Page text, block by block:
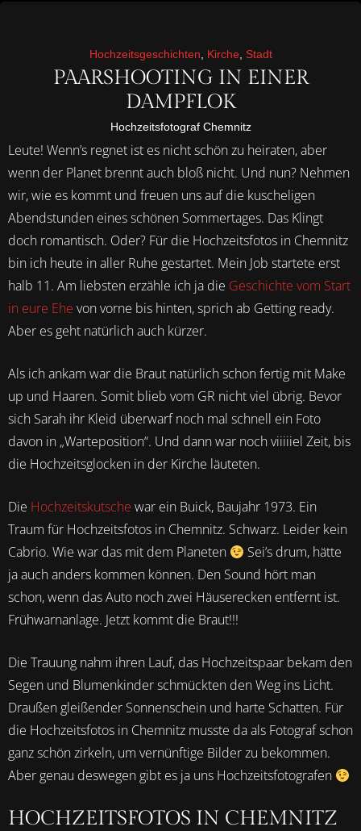
Hochzeitsgeschichten Kirche, Stadt
PAARSHOOTING IN EINER
DAMPFLOK
Hochzeitsfotograf Chemnitz
Leute! Wenn’s regnet ist es nicht schön zu heiraten, aber
wenn der Planet brennt auch bloß nicht. Und nun? Nehmen
wir, wie es kommt und freuen uns auf die kuscheligen
Abendstunden eines schönen Sommertages. Das Klingt
doch romantisch. Oder? Für die Hochzeitsfotos in Chemnitz
bin ich heute in aller Ruhe gestartet. Mein Job startete erst
halb 11. Am liebsten erzähle ich ja die Geschichte vom Start
in eure Ehe von vorne bis hinten, sprich ab Getting ready.
Aber es geht natürlich auch kürzer.
Als ich ankam war die Braut natürlich schon fertig mit Make
up und Haaren. Somit blieb vom GR nicht viel übrig. Bevor
sich Sarah ihr Kleid überwarf noch mal schnell ein Foto
davon in „Warteposition“. Und dann war noch viiiiiel Zeit, bis
die Hochzeitsglocken in der Kirche läuteten.
Die Hochzeitskutsche war ein Buick, Baujahr 1973. Ein
Traum für Hochzeitsfotos in Chemnitz. Schwarz. Leider kein
Cabrio. Wie war das mit dem Planeten
Sei’s drum, hätte
ja auch anders kommen können. Den Sound hört man
schon, wenn das Auto noch zwei Häuserecken entfernt ist.
Frühwarnanlage. Jetzt kommt die Braut!!!
Die Trauung nahm ihren Lauf, das Hochzeitspaar bekam den
Segen und Blumenkinder schmückten den Weg ins Licht.
Draußen gleißender Sonnenschein und harte Schatten. Für
die Hochzeitsfotos in Chemnitz musste da als Fotograf schon
ganz schön zirkeln, um vernünftige Bilder zu bekommen.
Aber genau deswegen gibt es ja uns Hochzeitsfotografen
HOCHZEITSFOTOS IN CHEMNITZ